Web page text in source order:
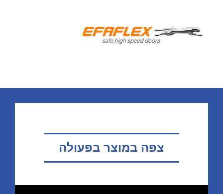
צפה במוצר בפעולה